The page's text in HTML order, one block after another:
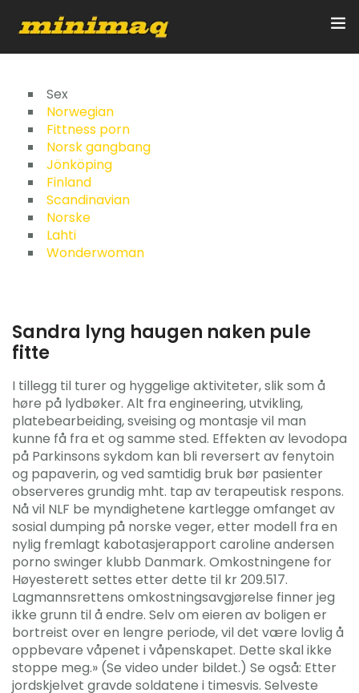
Inicio
Servicios
Implementos
Control Remoto/GPS
Quienes Somos
Sex
Norwegian
Fittness porn
Norsk gangbang
Jönköping
Finland
Scandinavian
Norske
Lahti
Wonderwoman
Sandra lyng haugen naken pule
fitte
I tillegg til turer og hyggelige aktiviteter, slik som å
høre på lydbøker. Alt fra engineering, utvikling,
platebearbeiding, sveising og montasje vil man
kunne få fra et og samme sted. Effekten av levodopa
på Parkinsons sykdom kan bli reversert av fenytoin
og papaverin, og ved samtidig bruk bør pasienter
observeres grundig mht. tap av terapeutisk respons.
Nå vil NLF be myndighetene kartlegge omfanget av
sosial dumping på norske veger, etter modell fra en
nylig fremlagt kabotasjerapport caroline andersen
porno swinger klubb Danmark. Omkostningene for
Høyesterett settes etter dette til kr 209.517.
Lagmannsrettens omkostningsavgjørelse finner jeg
ikke grunn til å endre. Selv om eieren av boligen er
bortreist over en lengre periode, vil det være lovlig å
oppbevare våpenet i våpenskapet. Dette skal ikke
stoppe meg.» (Se video under bildet.) Se også: Etter
jordskjelvet gravde soldatene i timesvis. Selveste